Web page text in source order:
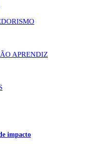
APRENDIZ
impacto